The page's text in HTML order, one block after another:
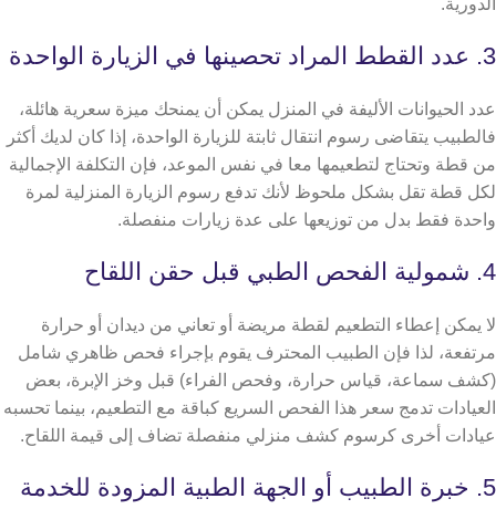
الدورية.
3. عدد القطط المراد تحصينها في الزيارة الواحدة
عدد الحيوانات الأليفة في المنزل يمكن أن يمنحك ميزة سعرية هائلة،
فالطبيب يتقاضى رسوم انتقال ثابتة للزيارة الواحدة، إذا كان لديك أكثر
من قطة وتحتاج لتطعيمها معا في نفس الموعد، فإن التكلفة الإجمالية
لكل قطة تقل بشكل ملحوظ لأنك تدفع رسوم الزيارة المنزلية لمرة
واحدة فقط بدل من توزيعها على عدة زيارات منفصلة.
4. شمولية الفحص الطبي قبل حقن اللقاح
لا يمكن إعطاء التطعيم لقطة مريضة أو تعاني من ديدان أو حرارة
مرتفعة، لذا فإن الطبيب المحترف يقوم بإجراء فحص ظاهري شامل
(كشف سماعة، قياس حرارة، وفحص الفراء) قبل وخز الإبرة، بعض
العيادات تدمج سعر هذا الفحص السريع كباقة مع التطعيم، بينما تحسبه
عيادات أخرى كرسوم كشف منزلي منفصلة تضاف إلى قيمة اللقاح.
5. خبرة الطبيب أو الجهة الطبية المزودة للخدمة